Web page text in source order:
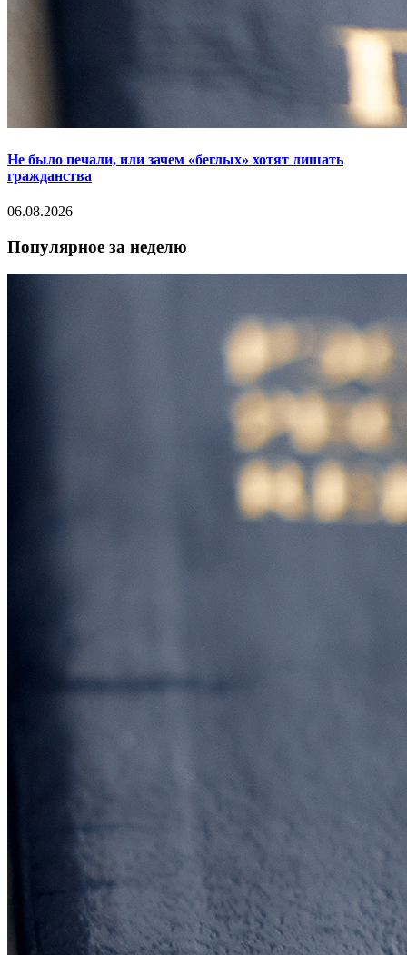
Не было печали, или зачем «беглых» хотят лишать
гражданства
06.08.2026
Популярное за неделю